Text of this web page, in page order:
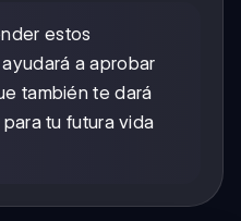
estos
a aprobar
también te dará
tu futura vida